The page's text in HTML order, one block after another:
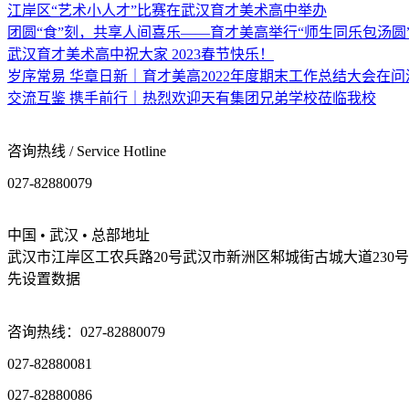
江岸区“艺术小人才”比赛在武汉育才美术高中举办
团圆“食”刻，共享人间喜乐——育才美高举行“师生同乐包汤圆
武汉育才美术高中祝大家 2023春节快乐！
岁序常易 华章日新｜育才美高2022年度期末工作总结大会在
交流互鉴 携手前行｜热烈欢迎天有集团兄弟学校莅临我校
咨询热线 / Service Hotline
027-82880079
中国 • 武汉 • 总部地址
武汉市江岸区工农兵路20号武汉市新洲区邾城街古城大道230号
先设置数据
咨询热线：027-82880079
027-82880081
027-82880086